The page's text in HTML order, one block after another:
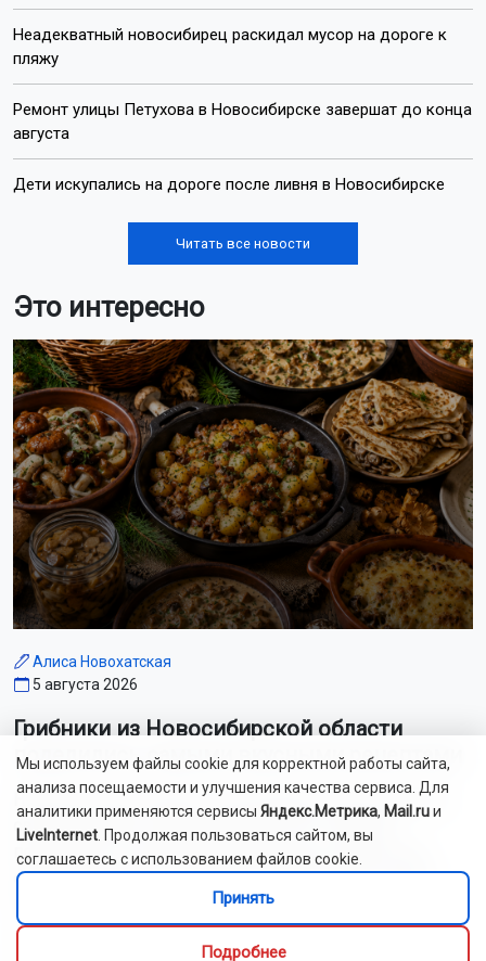
Неадекватный новосибирец раскидал мусор на дороге к
пляжу
Ремонт улицы Петухова в Новосибирске завершат до конца
августа
Дети искупались на дороге после ливня в Новосибирске
Читать все новости
Это интересно
Алиса Новохатская
5 августа 2026
Грибники из Новосибирской области
поделились самыми вкусными рецептами
Наступил сезон грибов: новосибирцы вовсю делятся
своим урожаем. Корреспондент ОТС-Горсайта
пообщалась с местными грибниками и узнала, как
отличить моховик от поганки, и приготовить самый
Как рассказали Горсайту местные грибники, в лесах
Мы используем файлы cookie для корректной работы сайта,
анализа посещаемости и улучшения качества сервиса. Для
аналитики применяются сервисы Яндекс.Метрика, Mail.ruи
LiveInternet . Продолжая пользоваться сайтом, вы
соглашаетесь с использованием файлов cookie.
Принять
Подробнее